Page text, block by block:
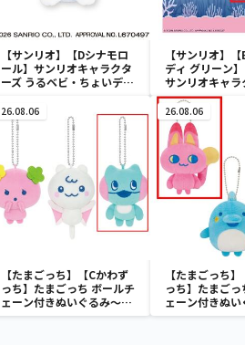
【サンリオ】【Dシナモロ
ール】サンリオキャラクタ
ーズ うるベビ・ちょいデカ
【サンリオ】
ディ グリーン】
サンリオキャラ
おきな
イメロディ マー
～
26.08.06
【たまごっち】【Cかわず
っち】たまごっち ボールチ
ェーン付きぬいぐるみ～
Tamagotchi Paradise～
26.08.06
【たまごっち
っち】たまご
ェーン付きぬい
Tamagotchi